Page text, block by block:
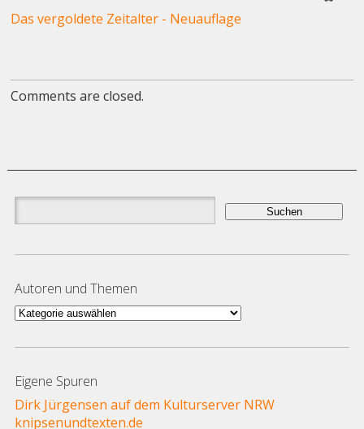
Das vergoldete Zeitalter - Neuauflage
Comments are closed.
Suchen
nach:
Autoren und Themen
Autoren
Themen
Eigene Spuren
Dirk Jürgensen auf dem Kulturserver NRW
knipsenundtexten.de